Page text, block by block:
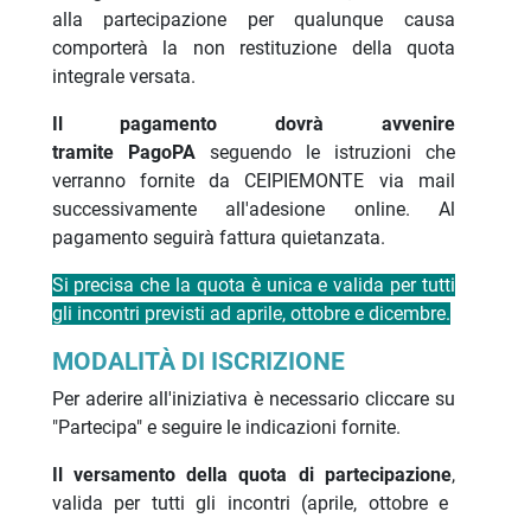
alla partecipazione per qualunque causa
comporterà la non restituzione della quota
integrale versata.
Il pagamento dovrà avvenire
tramite PagoPAseguendo le istruzioni che
verranno fornite da CEIPIEMONTE via mail
successivamente all'adesione online. Al
pagamento seguirà fattura quietanzata.
Si precisa che la quota è unica e valida per tutti
gli incontri previsti ad aprile, ottobre e dicembre.
MODALITÀ DI ISCRIZIONE
Per aderire all'iniziativa è necessario cliccare su
"Partecipa" e seguire le indicazioni fornite.
Il versamento della quota di partecipazione,
valida per tutti gli incontri (aprile, ottobre e